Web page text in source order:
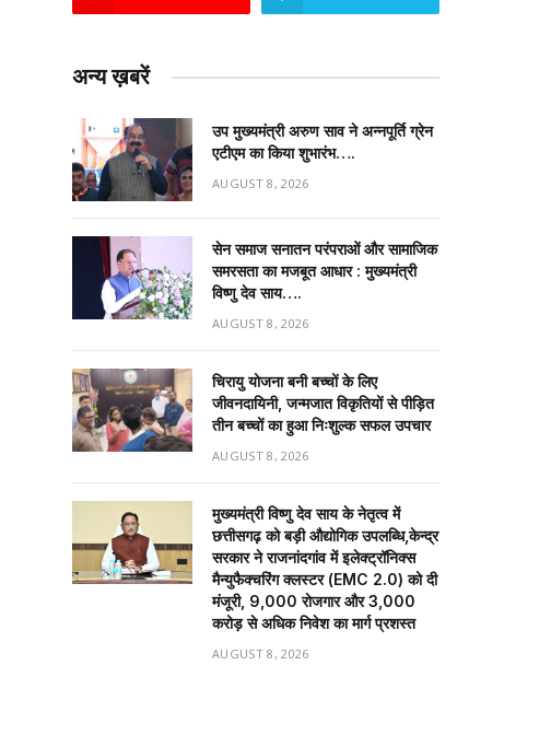
अन्य ख़बरें
उप मुख्यमंत्री अरुण साव ने अन्नपूर्ति ग्रेन
एटीएम का किया शुभारंभ….
AUGUST 8, 2026
सेन समाज सनातन परंपराओं और सामाजिक
समरसता का मजबूत आधार : मुख्यमंत्री
विष्णु देव साय….
AUGUST 8, 2026
चिरायु योजना बनी बच्चों के लिए
जीवनदायिनी, जन्मजात विकृतियों से पीड़ित
तीन बच्चों का हुआ निःशुल्क सफल उपचार
AUGUST 8, 2026
मुख्यमंत्री विष्णु देव साय के नेतृत्व में
छत्तीसगढ़ को बड़ी औद्योगिक उपलब्धि,केन्द्र
सरकार ने राजनांदगांव में इलेक्ट्रॉनिक्स
मैन्युफैक्चरिंग क्लस्टर (EMC 2.0) को दी
मंजूरी, 9,000 रोजगार और ₹3,000
करोड़ से अधिक निवेश का मार्ग प्रशस्त
AUGUST 8, 2026